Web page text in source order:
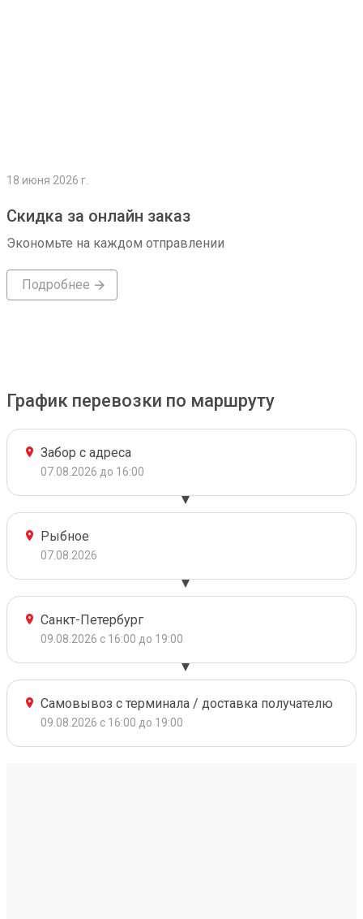
18 июня 2026 г.
Скидка за онлайн заказ
Экономьте на каждом отправлении
Подробнее
График перевозки по маршруту
Забор с адреса
07.08.2026 до 16:00
Рыбное
07.08.2026
Санкт-Петербург
09.08.2026 с 16:00 до 19:00
Самовывоз с терминала / доставка получателю
09.08.2026 с 16:00 до 19:00